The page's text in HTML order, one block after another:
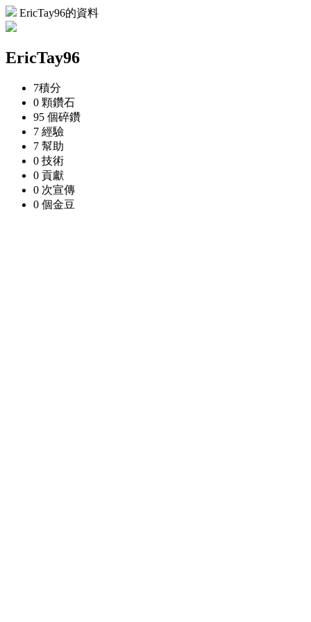
EricTay96的資料
EricTay96
7積分
0 顆鑽石
95 個碎鑽
7 經驗
7 幫助
0 技術
0 貢獻
0 次宣傳
0 個金豆